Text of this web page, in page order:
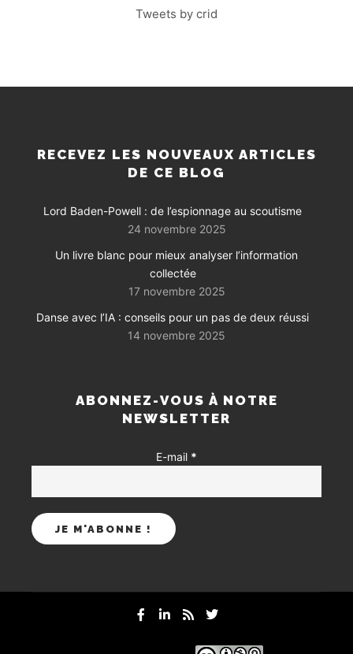
Tweets by crid
RECEVEZ LES NOUVEAUX ARTICLES
DE CE BLOG
Lord Baden-Powell : de l’espionnage au scoutisme
24 novembre 2025
Un livre blanc pour mieux analyser l’information
collectée
17 novembre 2025
Danse avec l’IA : conseils pour un pas de deux réussi
14 novembre 2025
ABONNEZ-VOUS À NOTRE
NEWSLETTER
E-mail *